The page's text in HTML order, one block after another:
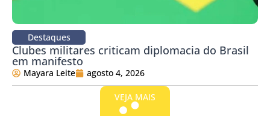
Destaques
Clubes militares criticam diplomacia do Brasil
em manifesto
Mayara Leite agosto 4, 2026
VEJA MAIS